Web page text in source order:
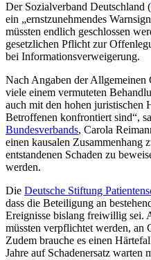
Der Sozialverband Deutschland (
ein „ernstzunehmendes
müssten endlich geschlossen
gesetzlichen Pflicht zur
bei Informationsverweigerung.
Nach Angaben der
viele einem vermuteten
auch mit den hohen juristischen
Betroffenen konfrontiert sind“,
Bundesverbands, Carola
einen kausalen Zusammenhang
entstandenen Schaden zu
werden.
Die Deutsche Stiftung
dass die Beteiligung an
Ereignisse bislang freiwillig sei.
müssten verpflichtet werden,
Zudem brauche es einen
Jahre auf Schadenersatz warten